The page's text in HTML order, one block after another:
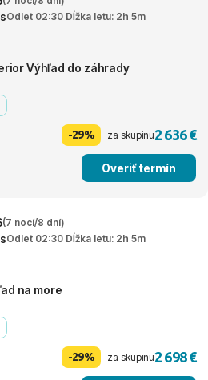
Odlet 02:30 Dĺžka letu: 2h 5m
Výhľad do záhrady
-29% za skupinu2 636 €
Overiť termín
(7 nocí/8 dní)
Odlet 02:30 Dĺžka letu: 2h 5m
na more
-29% za skupinu2 698 €